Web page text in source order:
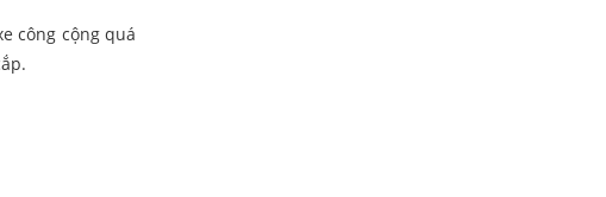
công cộng quá